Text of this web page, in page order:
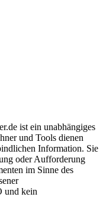
ist ein unabhängiges
und Tools dienen
Information. Sie
oder Aufforderung
im Sinne des
und kein